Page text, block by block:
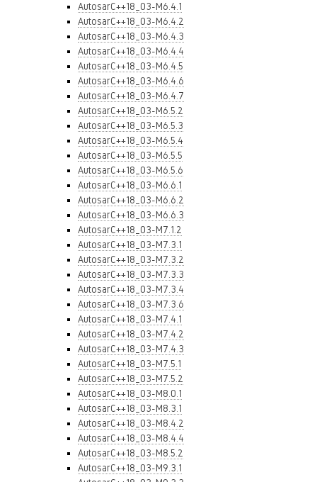
AutosarC++18_03-M6.4.1
AutosarC++18_03-M6.4.2
AutosarC++18_03-M6.4.3
AutosarC++18_03-M6.4.4
AutosarC++18_03-M6.4.5
AutosarC++18_03-M6.4.6
AutosarC++18_03-M6.4.7
AutosarC++18_03-M6.5.2
AutosarC++18_03-M6.5.3
AutosarC++18_03-M6.5.4
AutosarC++18_03-M6.5.5
AutosarC++18_03-M6.5.6
AutosarC++18_03-M6.6.1
AutosarC++18_03-M6.6.2
AutosarC++18_03-M6.6.3
AutosarC++18_03-M7.1.2
AutosarC++18_03-M7.3.1
AutosarC++18_03-M7.3.2
AutosarC++18_03-M7.3.3
AutosarC++18_03-M7.3.4
AutosarC++18_03-M7.3.6
AutosarC++18_03-M7.4.1
AutosarC++18_03-M7.4.2
AutosarC++18_03-M7.4.3
AutosarC++18_03-M7.5.1
AutosarC++18_03-M7.5.2
AutosarC++18_03-M8.0.1
AutosarC++18_03-M8.3.1
AutosarC++18_03-M8.4.2
AutosarC++18_03-M8.4.4
AutosarC++18_03-M8.5.2
AutosarC++18_03-M9.3.1